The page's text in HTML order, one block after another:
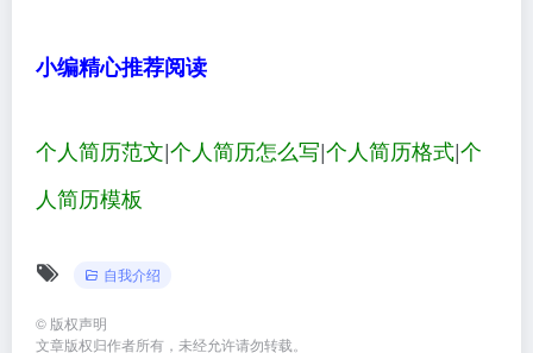
小编精心推荐阅读
个人简历范文|个人简历怎么写|个人简历格式|个
人简历模板
自我介绍
© 版权声明
文章版权归作者所有，未经允许请勿转载。